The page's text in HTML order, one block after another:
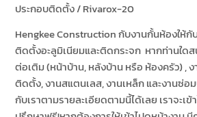
ประกอบติดตั้ง/Rivarox-20
Hengkee Construction กับงานกั้นห้องให้
ติดตั้งอะลูมิเนียมและติดกระจก หากท่านใด
ต่อเติม (หน้าบ้าน, หลังบ้าน หรือ ห้องครัว) , ง
ติดตั้ง, งานสแตนเลส, งานเหล็ก และงานซ่
กับเราตามรายละเอียดตามนี้ได้เลย เราจะเข้